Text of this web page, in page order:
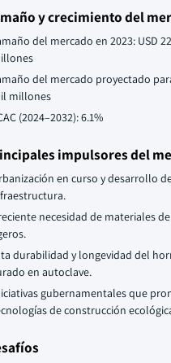
y crecimiento del
del mercado en 2023: USD
del mercado proyectado
millones
(2024–2032): 6.1%
impulsores del
en curso y desarrollo
necesidad de materiales
durabilidad y longevidad del
en autoclave.
gubernamentales que
de construcción